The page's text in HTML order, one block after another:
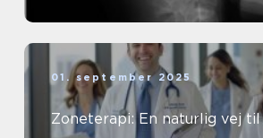
01. september 2025
Zoneterapi: En naturlig vej